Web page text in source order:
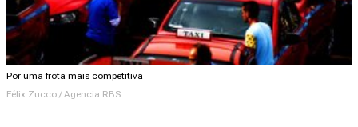
Por uma frota mais competitiva
Félix Zucco / Agencia RBS